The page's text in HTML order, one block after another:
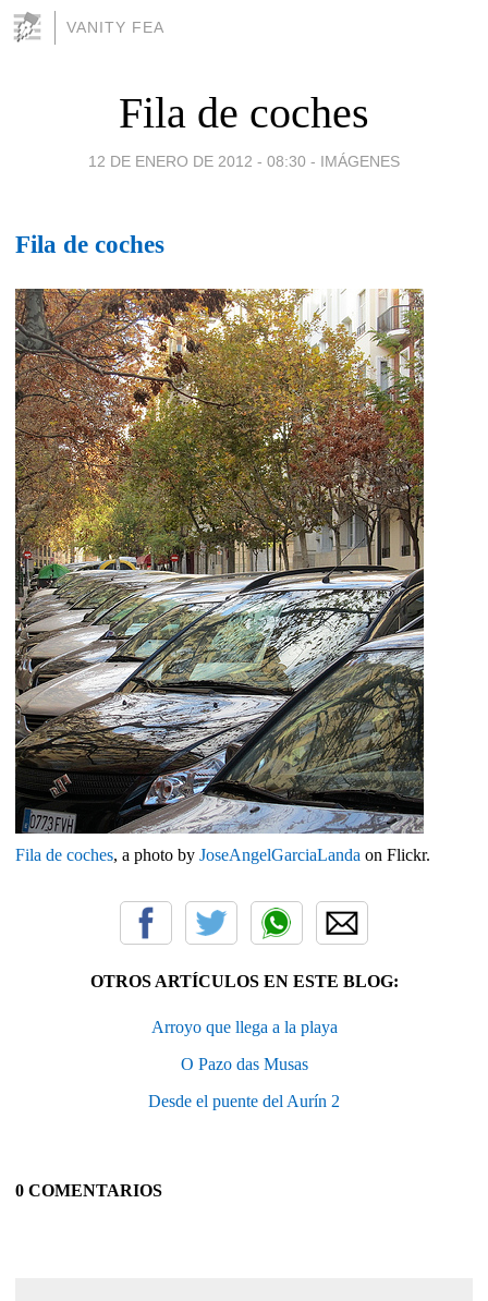
VANITY FEA
Fila de coches
12 DE ENERO DE 2012 - 08:30 - IMÁGENES
Fila de coches
Fila de coches, a photo by JoseAngelGarciaLanda on Flickr.
OTROS ARTÍCULOS EN ESTE BLOG:
Arroyo que llega a la playa
O Pazo das Musas
Desde el puente del Aurín 2
0 COMENTARIOS